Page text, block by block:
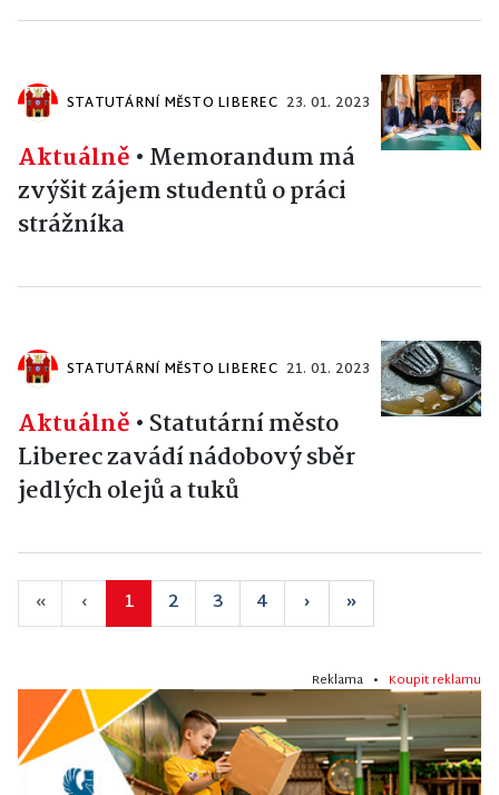
STATUTÁRNÍ MĚSTO LIBEREC 23. 01. 2023
Aktuálně • Memorandum má
zvýšit zájem studentů o práci
strážníka
STATUTÁRNÍ MĚSTO LIBEREC 21. 01. 2023
Aktuálně • Statutární město
Liberec zavádí nádobový sběr
jedlých olejů a tuků
« ‹ 1 2 3 4 › »
Reklama • Koupit reklamu